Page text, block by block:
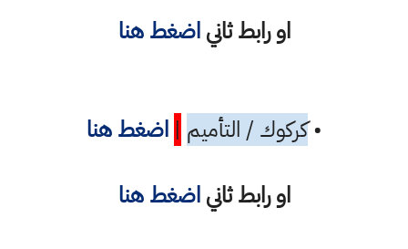
او رابط ثانياضغط هنا
•كركوك / التأميم | اضغط هنا
او رابط ثانياضغط هنا